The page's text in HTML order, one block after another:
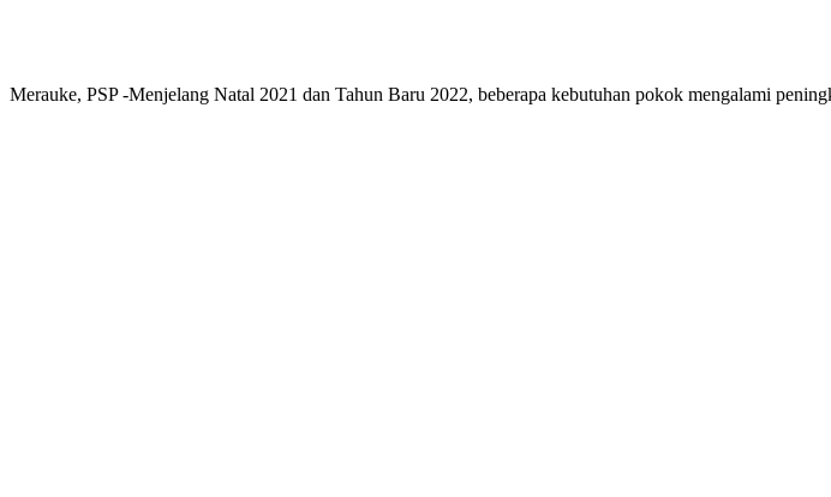
Merauke, PSP -Menjelang Natal 2021 dan Tahun Baru 2022, beberapa kebutuhan pokok mengalami